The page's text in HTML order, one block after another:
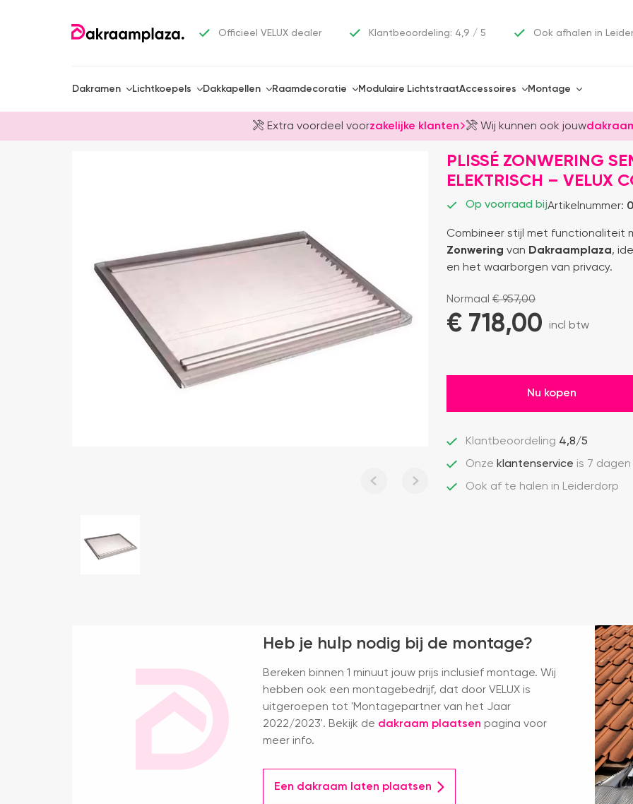
Officieel VELUX dealer Klantbeoordeling: 4,9 / 5 Ook afhalen in
Dakramen Lichtkoepels Dakkapellen Raamdecoratie Modulaire LichtstraatAccessoires Montage
Extra voordeel voorzakelijke klanten Wij kunnen ook jouw
PLISSÉ ZONWERING
ELEKTRISCH – VELUX
Op voorraad bijArtikelnummer:
Combineer stijl met functionaliteit
Zonwering van Dakraamplaza,
en het waarborgen van privacy.
Normaal €957,00
€ 718,00 incl btw
Nu kopen
Klantbeoordeling 4,8/5
Onze klantenservice is 7
Ook af te halen in Leiderdorp
Heb je hulp nodig bij de montage?
Bereken binnen 1 minuut jouw prijs inclusief montage. Wij
hebben ook een montagebedrijf, dat door VELUX is
uitgeroepen tot 'Montagepartner van het Jaar
2022/2023'. Bekijk de dakraam plaatsen pagina voor
meer info.
Een dakraam laten plaatsen